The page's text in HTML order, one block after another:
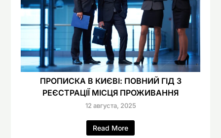
ПРОПИСКА В КИЄВІ: ПОВНИЙ ГІД З
РЕЄСТРАЦІЇ МІСЦЯ ПРОЖИВАННЯ
12 августа, 2025
Read More